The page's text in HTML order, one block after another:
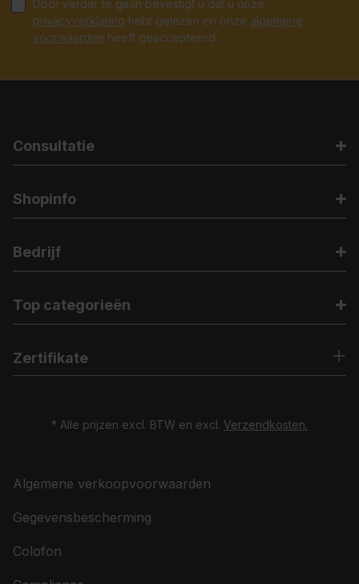
Door verder te gaan bevestigt u dat u onze
privacyverklaring hebt gelezen en onze algemene
voorwaarden heeft geaccepteerd.
Consultatie
Shopinfo
Bedrijf
Top categorieën
Zertifikate
* Alle prijzen excl. BTW en excl. Verzendkosten.
Algemene verkoopvoorwaarden
Gegevensbescherming
Colofon